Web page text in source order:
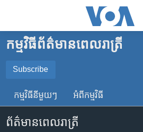
គេហទំព័រ​
ទាក់ទង
រំលង​
ទំព័រ​
ព័ត៌មាន​​
កម្ពុជា
អន្តរជាតិ
ចិន
ហេឡូវីអូអេ
កម្មវិធី​ព័ត៌មាន​ពេលរាត្រី
Subscribe
SUBSCRIBE
YouTube Music
កម្មវិធី​នីមួយៗ អំពី​កម្មវិធី​
ព័ត៌មានពេលរាត្រី